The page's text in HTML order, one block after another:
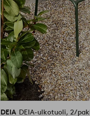
DEIA DEIA-ulkotuoli, 2/